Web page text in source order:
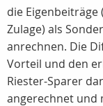
die
Zulage) als
anrechnen. Die
Vorteil und den
Riester-Sparer
angerechnet und